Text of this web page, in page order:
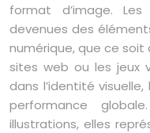
format d’image.
devenues des
numérique, que ce soit
sites web ou les jeux
dans l’identité
performance
illustrations, elles